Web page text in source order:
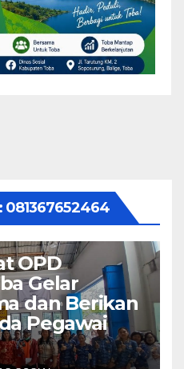
081367652464
OPD
Gelar
dan Berikan
Pegawai